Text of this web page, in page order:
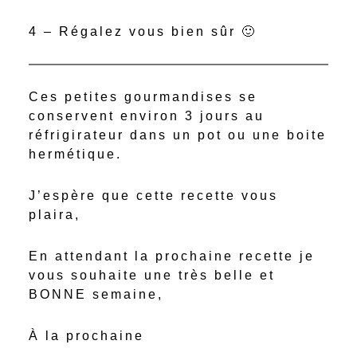
4 – Régalez vous bien sûr 🙂
Ces petites gourmandises se
conservent environ 3 jours au
réfrigirateur dans un pot ou une boite
hermétique.
J’espère que cette recette vous
plaira,
En attendant la prochaine recette je
vous souhaite une très belle et
BONNE semaine,
À la prochaine